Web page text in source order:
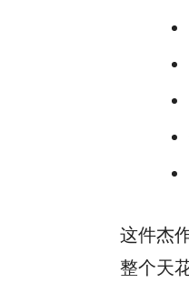
这件杰
整个天